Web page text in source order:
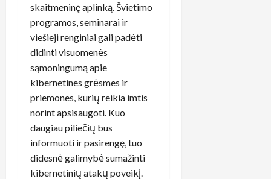
skaitmeninę aplinką. Švietimo
programos, seminarai ir
viešieji renginiai gali padėti
didinti visuomenės
sąmoningumą apie
kibernetines grėsmes ir
priemones, kurių reikia imtis
norint apsisaugoti. Kuo
daugiau piliečių bus
informuoti ir pasirengę, tuo
didesnė galimybė sumažinti
kibernetinių atakų poveikį.